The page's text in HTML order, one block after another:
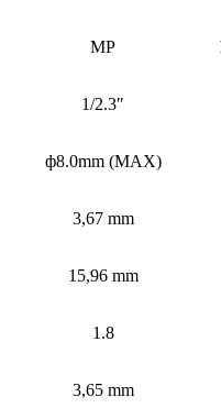
MP
1/2.3″
ф8.0mm (MAX)
3,67 mm
15,96 mm
1.8
3,65 mm